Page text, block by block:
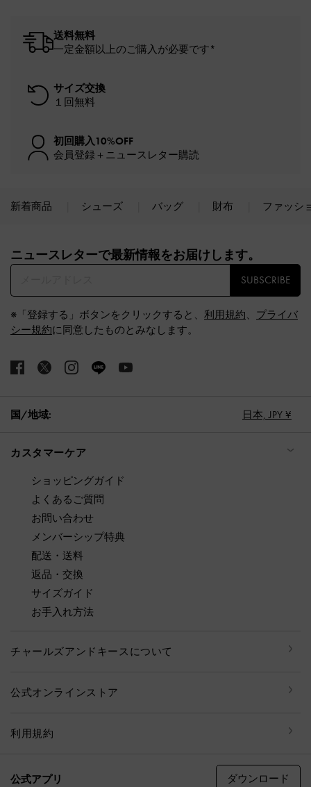
送料無料
一定金額以上のご購入が必要です*
サイズ交換
１回無料
初回購入10%OFF
会員登録＋ニュースレター購読
新着商品 シューズ バッグ 財布 ファッシ
ニュースレターで最新情報をお届けします。​
SUBSCRIBE
※「登録する」ボタンをクリックすると、 利用規約、 プライバ
シー規約に同意したものとみなします。
国/地域: 日本, JPY ¥
カスタマーケア
ショッピングガイド
よくあるご質問
お問い合わせ
メンバーシップ特典
配送・送料
返品・交換
サイズガイド
お手入れ方法
チャールズアンドキースについて
公式オンラインストア
利用規約
公式アプリ ダウンロード